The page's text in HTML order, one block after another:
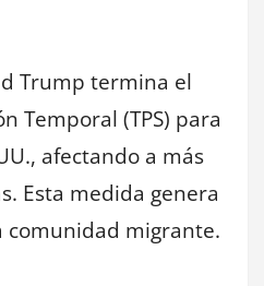
Trump termina el
Temporal (TPS) para
afectando a más
Esta medida genera
comunidad migrante.